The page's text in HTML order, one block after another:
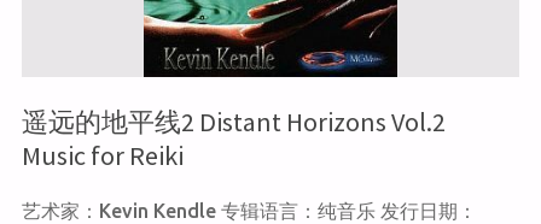
遥远的地平线2 Distant Horizons Vol.2
Music for Reiki
艺术家：Kevin Kendle 专辑语言：纯音乐 发行日期：